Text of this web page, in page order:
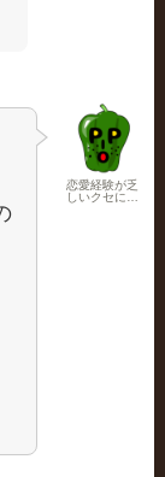
恋愛経験が乏
しいクセに…